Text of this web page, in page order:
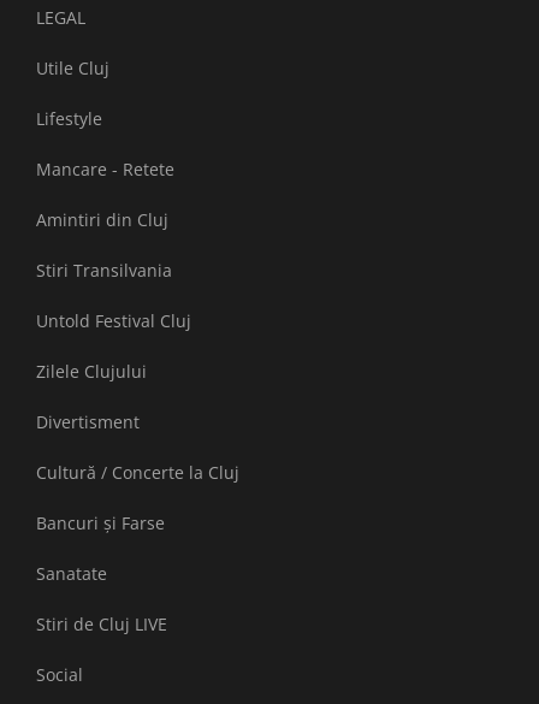
LEGAL
Utile Cluj
Lifestyle
Mancare - Retete
Amintiri din Cluj
Stiri Transilvania
Untold Festival Cluj
Zilele Clujului
Divertisment
Cultură / Concerte la Cluj
Bancuri și Farse
Sanatate
Stiri de Cluj LIVE
Social